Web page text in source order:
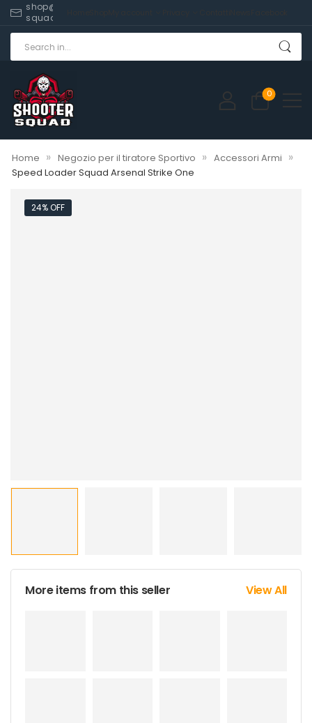
shop@shooter-
squad.com
0
Home » Negozio per il tiratore Sportivo » Accessori Armi »
Speed Loader Squad Arsenal Strike One
24% OFF
More items from this seller View All